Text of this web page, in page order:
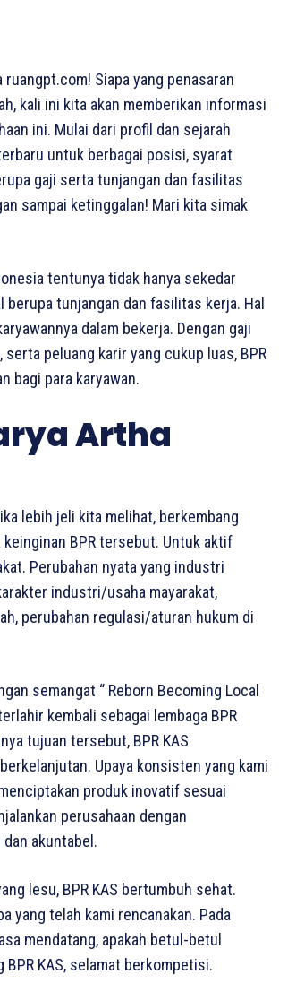
Siapa yang penasaran
kali ini kita akan memberikan informasi
ini. Mulai dari profil dan sejarah
untuk berbagai posisi, syarat
gaji serta tunjangan dan fasilitas
sampai ketinggalan! Mari kita simak
tentunya tidak hanya sekedar
tunjangan dan fasilitas kerja. Hal
dalam bekerja. Dengan gaji
peluang karir yang cukup luas, BPR
bagi para karyawan.
Artha
lebih jeli kita melihat, berkembang
keinginan BPR tersebut. Untuk aktif
Perubahan nyata yang industri
industri/usaha mayarakat,
perubahan regulasi/aturan hukum di
semangat “ Reborn Becoming Local
kembali sebagai lembaga BPR
tujuan tersebut, BPR KAS
Upaya konsisten yang kami
produk inovatif sesuai
perusahaan dengan
akuntabel.
lesu, BPR KAS bertumbuh sehat.
yang telah kami rencanakan. Pada
mendatang, apakah betul-betul
KAS, selamat berkompetisi.